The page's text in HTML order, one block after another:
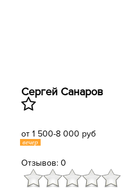
Сергей Санаров
от 1 500-8 000 руб
вечер
Отзывов: 0